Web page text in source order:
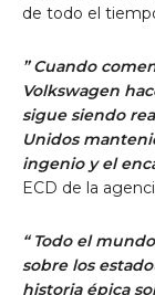
de todo el
”Cuando
Volkswagen
sigue siendo
Unidos
ingenio y el
ECD de la
“ Todo el
sobre los
historia épica